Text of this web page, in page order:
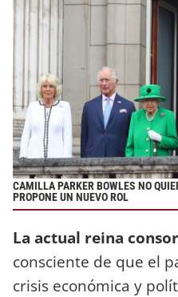
CAMILLA PARKER BOWLES NO
PROPONE UN NUEVO ROL
La actual reina
consciente de que el
crisis económica y